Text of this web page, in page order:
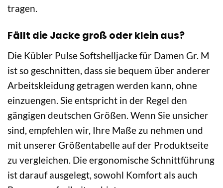
tragen.
Fällt die Jacke groß oder klein aus?
Die Kübler Pulse Softshelljacke für Damen Gr. M
ist so geschnitten, dass sie bequem über anderer
Arbeitskleidung getragen werden kann, ohne
einzuengen. Sie entspricht in der Regel den
gängigen deutschen Größen. Wenn Sie unsicher
sind, empfehlen wir, Ihre Maße zu nehmen und
mit unserer Größentabelle auf der Produktseite
zu vergleichen. Die ergonomische Schnittführung
ist darauf ausgelegt, sowohl Komfort als auch